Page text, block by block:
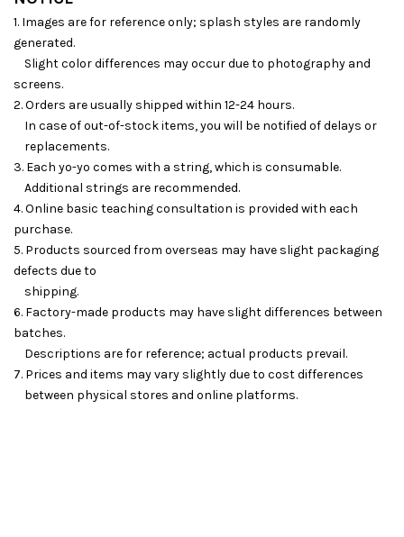
1. Images are for reference only; splash styles are randomly
generated.
Slight color differences may occur due to photography and
screens.
2. Orders are usually shipped within 12-24 hours.
In case of out-of-stock items, you will be notified of delays or
replacements.
3. Each yo-yo comes with a string, which is consumable.
Additional strings are recommended.
4. Online basic teaching consultation is provided with each
purchase.
5. Products sourced from overseas may have slight packaging
defects due to
shipping.
6. Factory-made products may have slight differences between
batches.
Descriptions are for reference; actual products prevail.
7. Prices and items may vary slightly due to cost differences
between physical stores and online platforms.